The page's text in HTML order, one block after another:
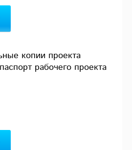
копии проекта
рабочего проекта